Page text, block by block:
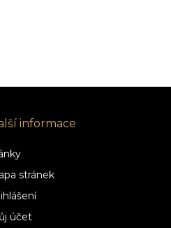
informace
stránek
účet